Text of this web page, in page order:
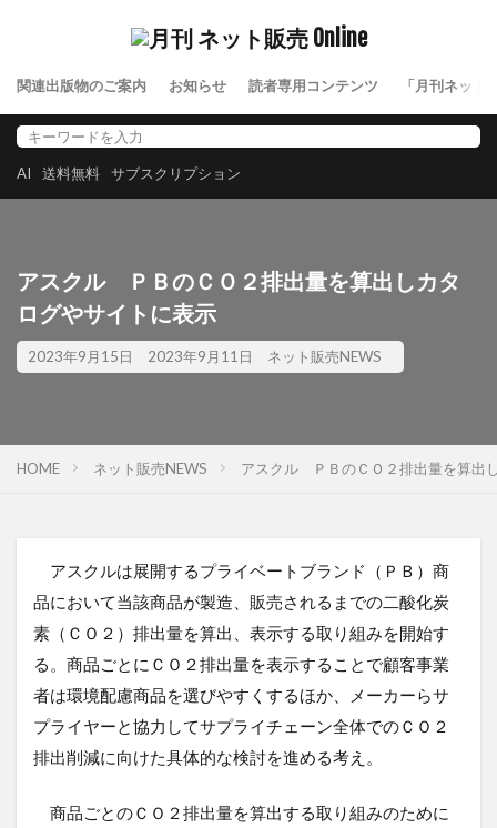
関連出版物のご案内 お知らせ 読者専用コンテンツ 「月刊ネット
AI 送料無料 サブスクリプション
アスクル ＰＢのＣＯ２排出量を算出しカタ
ログやサイトに表示
2023年9月15日 2023年9月11日 ネット販売NEWS
HOME ネット販売NEWS アスクル ＰＢのＣＯ２排出量を算出
アスクルは展開するプライベートブランド（ＰＢ）商
品において当該商品が製造、販売されるまでの二酸化炭
素（ＣＯ２）排出量を算出、表示する取り組みを開始す
る。商品ごとにＣＯ２排出量を表示することで顧客事業
者は環境配慮商品を選びやすくするほか、メーカーらサ
プライヤーと協力してサプライチェーン全体でのＣＯ２
排出削減に向けた具体的な検討を進める考え。
商品ごとのＣＯ２排出量を算出する取り組みのために